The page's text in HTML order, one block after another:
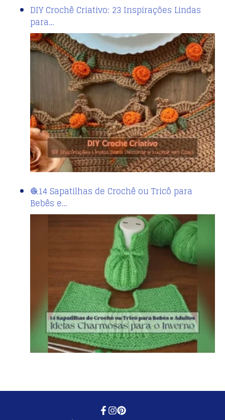
DIY Crochê Criativo: 23 Inspirações Lindas
para…
🧶14 Sapatilhas de Crochê ou Tricô para
Bebês e…